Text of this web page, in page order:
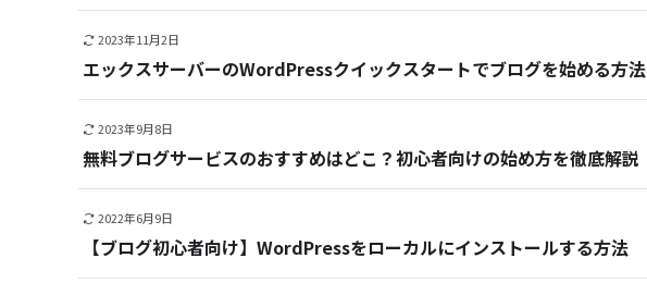
2023年11月2日
エックスサーバーのWordPressクイックスタートでブログを始める方法
2023年9月8日
無料ブログサービスのおすすめはどこ？初心者向けの始め方を徹底解説
2022年6月9日
【ブログ初心者向け】WordPressをローカルにインストールする方法